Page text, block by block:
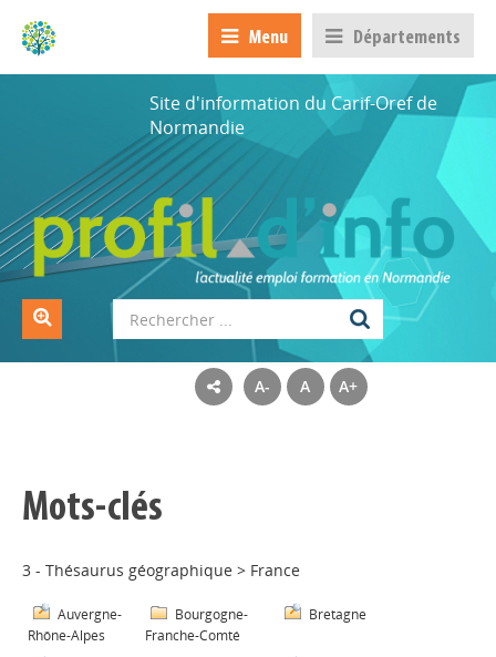
Menu Départements
Site d'information du Carif-Oref de
Normandie
A- A A+
Mots-clés
3 - Thésaurus géographique > France
Auvergne-
Rhône-Alpes
Bourgogne-
Franche-Comté
Bretagne